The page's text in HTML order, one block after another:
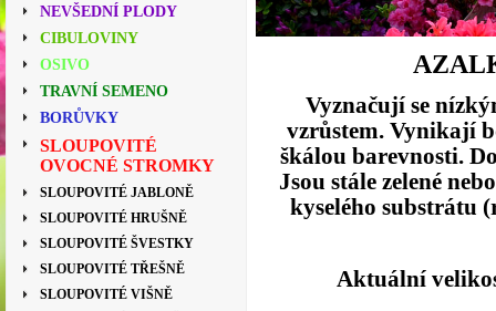
NEVŠEDNÍ PLODY
CIBULOVINY
OSIVO
TRAVNÍ SEMENO
BORŮVKY
SLOUPOVITÉ
OVOCNÉ STROMKY
SLOUPOVITÉ JABLONĚ
SLOUPOVITÉ HRUŠNĚ
SLOUPOVITÉ ŠVESTKY
SLOUPOVITÉ TŘEŠNĚ
SLOUPOVITÉ VIŠNĚ
Vyznačují se
vzrůstem. Vynikají
škálou barevnosti.
Jsou stále zelené
kyselého substrátu
Aktuální